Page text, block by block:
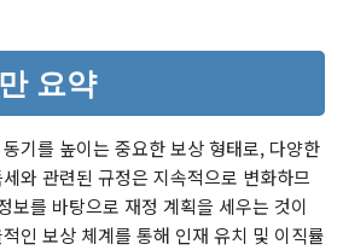
요약
기를 높이는 중요한 보상 형태로, 다양한
와 관련된 규정은 지속적으로 변화하므
보를 바탕으로 재정 계획을 세우는 것이
인 보상 체계를 통해 인재 유치 및 이직률